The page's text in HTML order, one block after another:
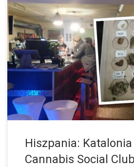
Cannabis Social Clubs, czyli kluby
występują w liczbie około 1.200, a
samej Barcelonie i jej okolicach, gdzie z
Hiszpania:
Cannabis Social